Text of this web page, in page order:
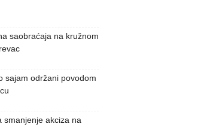
saobraćaja na kružnom
sajam održani povodom
smanjenje akciza na